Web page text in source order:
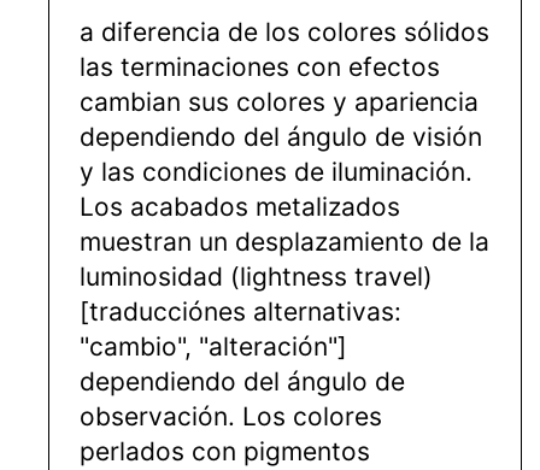
a diferencia de los colores sólidos
las terminaciones con efectos
cambian sus colores y apariencia
dependiendo del ángulo de visión
y las condiciones de iluminación.
Los acabados metalizados
muestran un desplazamiento de la
luminosidad (lightness travel)
[traducciónes alternativas:
"cambio", "alteración"]
dependiendo del ángulo de
observación. Los colores
perlados con pigmentos